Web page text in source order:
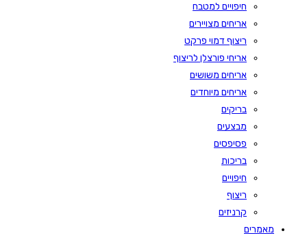
חיפויים למטבח
אריחים מצויירים
ריצוף דמוי פרקט
אריחי פורצלן לריצוף
אריחים משושים
אריחים מיוחדים
בריקים
מבצעים
פסיפסים
בריכות
חיפויים
ריצוף
קרניזים
מאמרים